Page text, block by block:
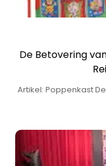
De Betovering
Artikel: Poppenkast